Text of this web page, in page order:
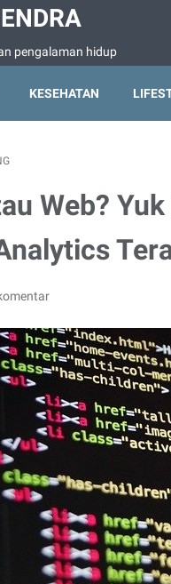
pengalaman hidup
KESEHATAN
Web?